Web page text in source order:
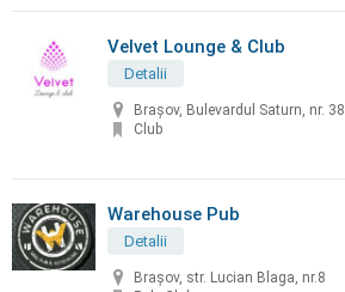
Velvet Lounge & Club
Detalii
Brașov, Bulevardul Saturn, nr. 38
Club
Warehouse Pub
Detalii
Brașov, str. Lucian Blaga, nr.8